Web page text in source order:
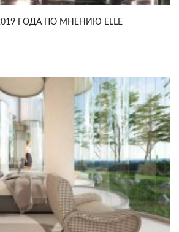
ГОДА ПО МНЕНИЮ ELLE